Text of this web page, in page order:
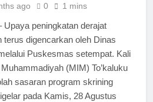
ago 0 1 mins
Upaya peningkatan derajat
terus digencarkan oleh Dinas
Puskesmas setempat. Kali
(MIM) To’kaluku
sasaran program skrining
pada Kamis, 28 Agustus